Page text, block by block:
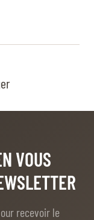
VOUS
recevoir le